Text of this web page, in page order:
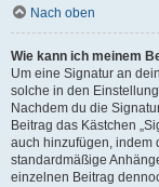
Nach oben
Wie kann ich meinem
Um eine Signatur an
solche in den
Nachdem du die
Beitrag das Kästchen
auch hinzufügen, indem
standardmäßige
einzelnen Beitrag